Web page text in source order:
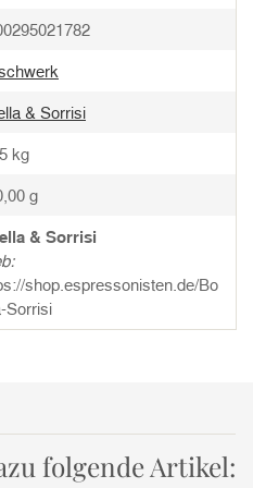
& Sorrisi
kg
g
& Sorrisi
shop.espressonisten.de/Bo
Sorrisi
folgende Artikel: